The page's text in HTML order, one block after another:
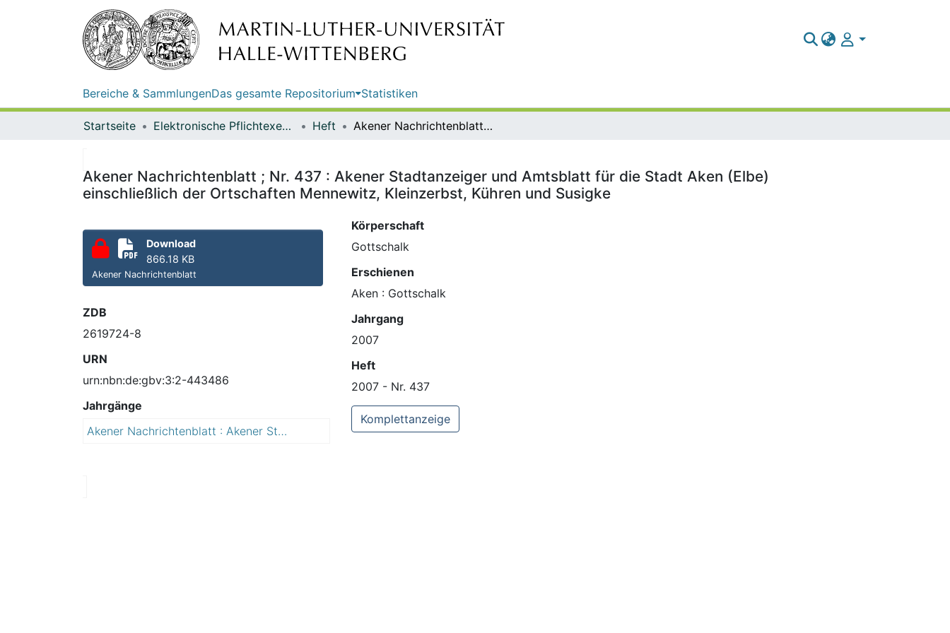
Bereiche & SammlungenDas gesamte Repositorium Statistiken
Startseite Elektronische Pflichtexemplare Heft Akener Nachrichtenblatt ; Nr. 437 : Akener Stadtanzeiger und Amtsblatt für die Stadt Aken (Elbe) einschließlich der Ortschaften Mennewitz, Kleinzerbst, Kühren und Susigke
Akener Nachrichtenblatt ; Nr. 437 : Akener Stadtanzeiger und Amtsblatt für die Stadt Aken (Elbe)
einschließlich der Ortschaften Mennewitz, Kleinzerbst, Kühren und Susigke
Download
866.18 KB
Akener Nachrichtenblatt
ZDB
2619724-8
URN
urn:nbn:de:gbv:3:2-443486
Jahrgänge
Akener Nachrichtenblatt : Akener Stadtanzeiger und Amtsblatt für die Stadt Aken (Elbe) einschließlich der Ortschaften Mennewitz, Kleinzerbst, Kühren und Susigke
Körperschaft
Gottschalk
Erschienen
Aken : Gottschalk
Jahrgang
2007
Heft
2007 - Nr. 437
Komplettanzeige